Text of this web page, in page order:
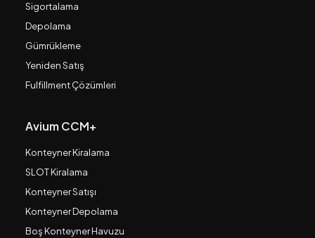
Sigortalama
Depolama
Gümrükleme
Yeniden Satış
Fulfillment Çözümleri
Avium CCM+
Konteyner Kiralama
SLOT Kiralama
Konteyner Satışı
Konteyner Depolama
Boş Konteyner Havuzu